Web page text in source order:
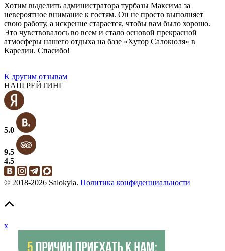
Хотим выделить администратора турбазы Максима за
невероятное внимание к гостям. Он не просто выполняет
свою работу, а искренне старается, чтобы вам было хорошо.
Это чувствовалось во всем и стало основой прекрасной
атмосферы нашего отдыха на базе «Хутор Салокюля» в
Карелии. Спасибо!
К другим отзывам
НАШ РЕЙТИНГ
5.0
9.5
4.5
© 2018-2026 Salokyla. Политика конфиденциальности
x